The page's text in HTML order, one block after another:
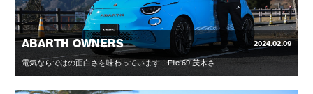
ABARTH OWNERS 2024.02.09
電気ならではの面白さを味わっています File.69 茂木さ...